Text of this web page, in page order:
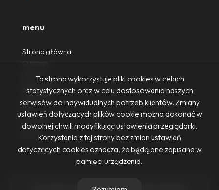
menu
Strona główna
Oferty
Zgłoszenia
Ulubione
Blog
Kontakt
Rodo
Firma Nieruchomości Ewa Żurowska-Dennis © 2026
Ta strona wykorzystuje pliki cookies w celach
statystycznych oraz w celu dostosowania naszych
serwisów do indywidualnych potrzeb klientów. Zmiany
ustawień dotyczących plików cookie można dokonać w
dowolnej chwili modyfikując ustawienia przeglądarki.
Korzystanie z tej strony bez zmian ustawień
dotyczących cookies oznacza, że będą one zapisane w
pamięci urządzenia.